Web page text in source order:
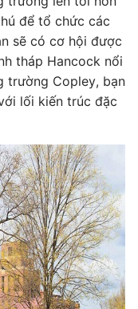
để tổ chức các
sẽ có cơ hội được
tháp Hancock nổi
trường Copley, bạn
lối kiến trúc đặc